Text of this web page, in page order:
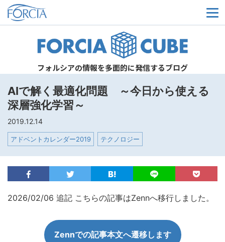
メ
フォルシアの情報を多面的に発信するブログ
AIで解く最適化問題 ～今日から使える
深層強化学習～
2019.12.14
アドベントカレンダー2019 テクノロジー
2026/02/06 追記 こちらの記事はZennへ移行しました。
Zennでの記事本文へ遷移します